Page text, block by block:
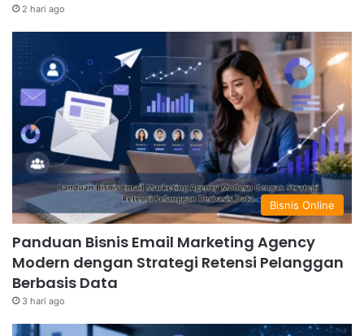
2 hari ago
Bisnis Online
Panduan Bisnis Email Marketing Agency
Modern dengan Strategi Retensi Pelanggan
Berbasis Data
3 hari ago